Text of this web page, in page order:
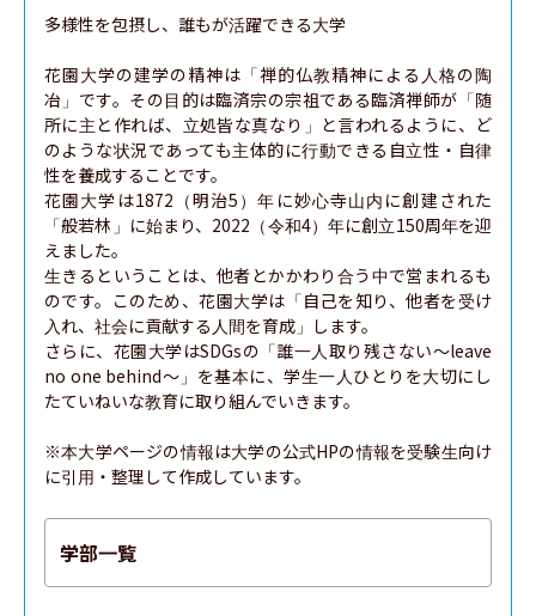
多様性を包摂し、誰もが活躍できる大学
花園大学の建学の精神は「禅的仏教精神による人格の陶
冶」です。その目的は臨済宗の宗祖である臨済禅師が「随
所に主と作れば、立処皆な真なり」と言われるように、ど
のような状況であっても主体的に行動できる自立性・自律
性を養成することです。
花園大学は1872（明治5）年に妙心寺山内に創建された
「般若林」に始まり、2022（令和4）年に創立150周年を迎
えました。
生きるということは、他者とかかわり合う中で営まれるも
のです。このため、花園大学は「自己を知り、他者を受け
入れ、社会に貢献する人間を育成」します。
さらに、花園大学はSDGsの「誰一人取り残さない〜leave
no one behind〜」を基本に、学生一人ひとりを大切にし
たていねいな教育に取り組んでいきます。
※本大学ページの情報は大学の公式HPの情報を受験生向け
に引用・整理して作成しています。
学部一覧